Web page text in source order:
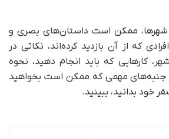
شهرها، ممکن است داستان‌های بصری و
که از آن بازدید کرده‌اند، نکاتی در
کارهایی که باید انجام دهید، نحوه
جنبه‌های مهمی که ممکن است بخواهید
خود بدانید، ببینید.